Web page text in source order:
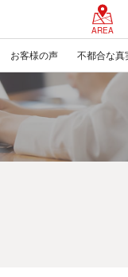
AREA
お客様の声 不都合な真